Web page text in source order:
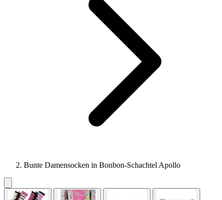
Bunte Damensocken in Bonbon-Schachtel Apollo